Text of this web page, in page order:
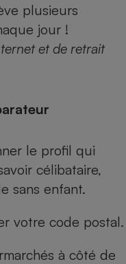
plusieurs
jour !
et de retrait
le profil qui
célibataire,
sans enfant.
votre code postal.
à côté de